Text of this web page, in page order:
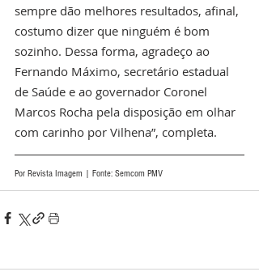
sempre dão melhores resultados, afinal,
costumo dizer que ninguém é bom
sozinho. Dessa forma, agradeço ao
Fernando Máximo, secretário estadual
de Saúde e ao governador Coronel
Marcos Rocha pela disposição em olhar
com carinho por Vilhena”, completa.
Por Revista Imagem | Fonte: Semcom PMV